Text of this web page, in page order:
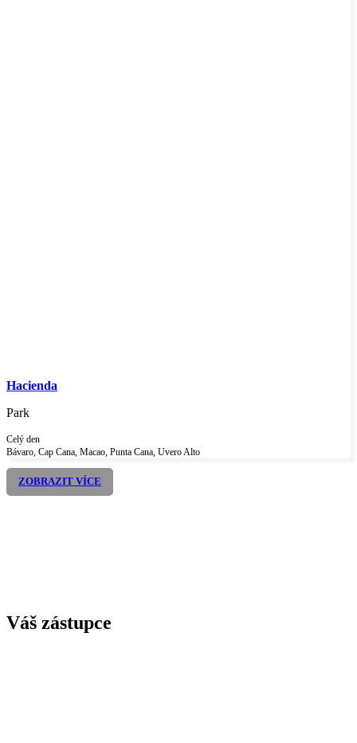
Hacienda
Park
Celý den
Bávaro, Cap Cana, Macao, Punta Cana, Uvero Alto
ZOBRAZIT VÍCE
Váš zástupce